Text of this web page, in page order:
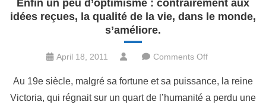
Enfin un peu d’optimisme : contrairement aux
idées reçues, la qualité de la vie, dans le monde,
s’améliore.
April 18, 2011 Comments Offon
un
peu
Au 19e siècle, malgré sa fortune et sa puissance, la reine
Victoria, qui régnait sur un quart de l’humanité a perdu une